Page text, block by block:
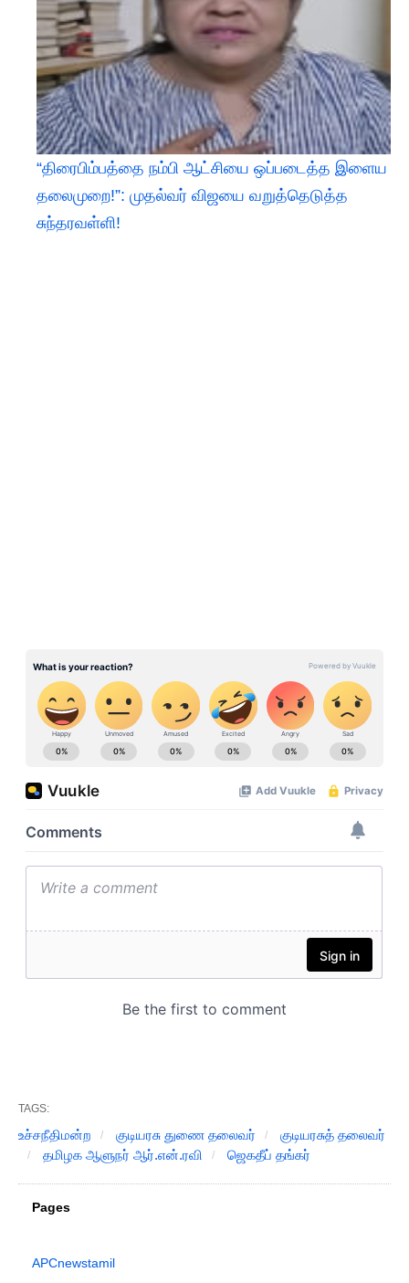
“திரைபிம்பத்தை நம்பி ஆட்சியை ஒப்படைத்த இளைய
தலைமுறை!”: முதல்வர் விஜயை வறுத்தெடுத்த
சுந்தரவள்ளி!
TAGS:
உச்சநீதிமன்ற குடியரசு துணை தலைவர்
குடியரசுத் தலைவர்
தமிழக ஆளுநர் ஆர்.என்.ரவி
ஜெகதீப் தங்கர்
Pages
APCnewstamil